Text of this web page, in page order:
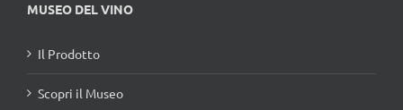
MUSEO DEL VINO
Il Prodotto
Scopri il Museo